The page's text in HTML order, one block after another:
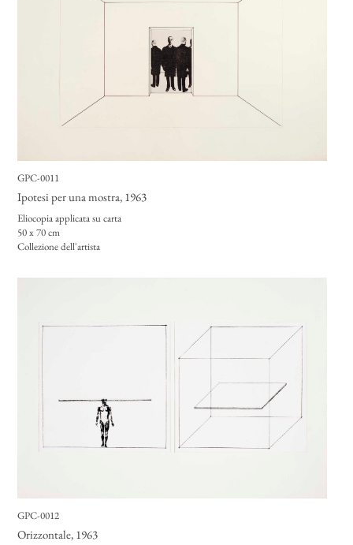
GPC-0011
Ipotesi per una mostra, 1963
Eliocopia applicata su carta
50 x 70 cm
Collezione dell'artista
GPC-0012
Orizzontale, 1963